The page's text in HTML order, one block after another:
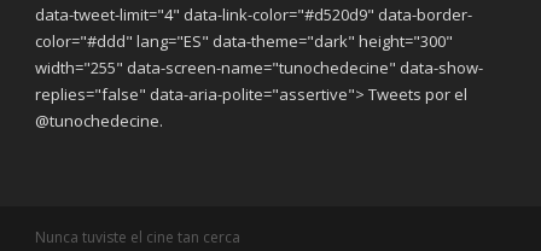
data-tweet-limit="4" data-link-color="#d520d9" data-border-
color="#ddd" lang="ES" data-theme="dark" height="300"
width="255" data-screen-name="tunochedecine" data-show-
replies="false" data-aria-polite="assertive"> Tweets por el
@tunochedecine.
Nunca tuviste el cine tan cerca